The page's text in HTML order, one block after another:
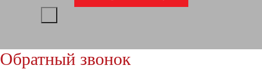
Обратный звонок